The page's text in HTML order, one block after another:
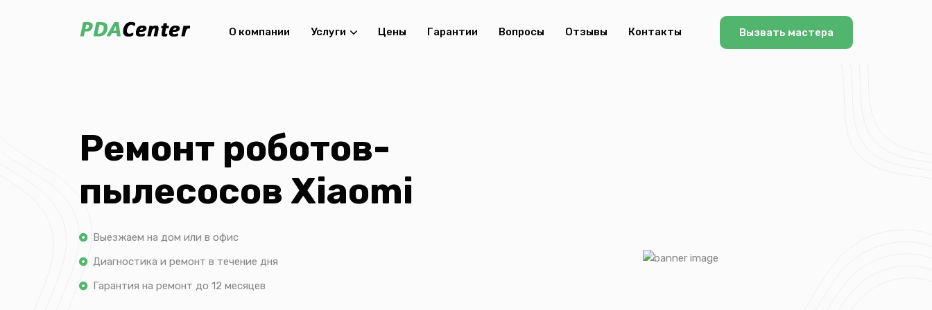
О компании Услуги Цены Гарантии Вопросы Отзывы Контакты Вызвать мастера
Ремонт роботов-
пылесосов Xiaomi
Выезжаем на дом или в офис
Диагностика и ремонт в течение дня
Гарантия на ремонт до 12 месяцев